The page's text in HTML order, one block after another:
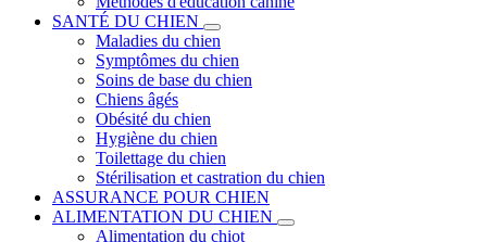
SANTÉ DU CHIEN
Maladies du chien
Symptômes du chien
Soins de base du chien
Chiens âgés
Obésité du chien
Hygiène du chien
Toilettage du chien
Stérilisation et castration du chien
ASSURANCE POUR CHIEN
ALIMENTATION DU CHIEN
Alimentation du chiot